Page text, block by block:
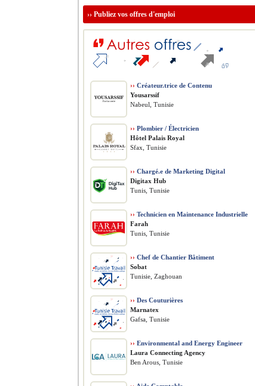
›› Publiez vos offres d'emploi
›› Créateur.trice de Contenu
Yousarssif
Nabeul, Tunisie
›› Plombier / Électricien
Hôtel Palais Royal
Sfax, Tunisie
›› Chargé.e de Marketing Digital
Digitax Hub
Tunis, Tunisie
›› Technicien en Maintenance Industrielle
Farah
Tunis, Tunisie
›› Chef de Chantier Bâtiment
Sobat
Tunisie, Zaghouan
›› Des Couturières
Marnatex
Gafsa, Tunisie
›› Environmental and Energy Engineer
Laura Connecting Agency
Ben Arous, Tunisie